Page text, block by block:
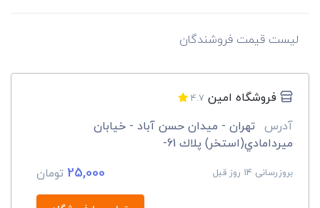
لیست قیمت فروشندگان
فروشگاه امین 4.7
آدرس
تهران - ميدان حسن آباد - خيابان
ميردامادي(استخر) پلاك 61-
بروزرسانی 14 روز قبل 25,000 تومان